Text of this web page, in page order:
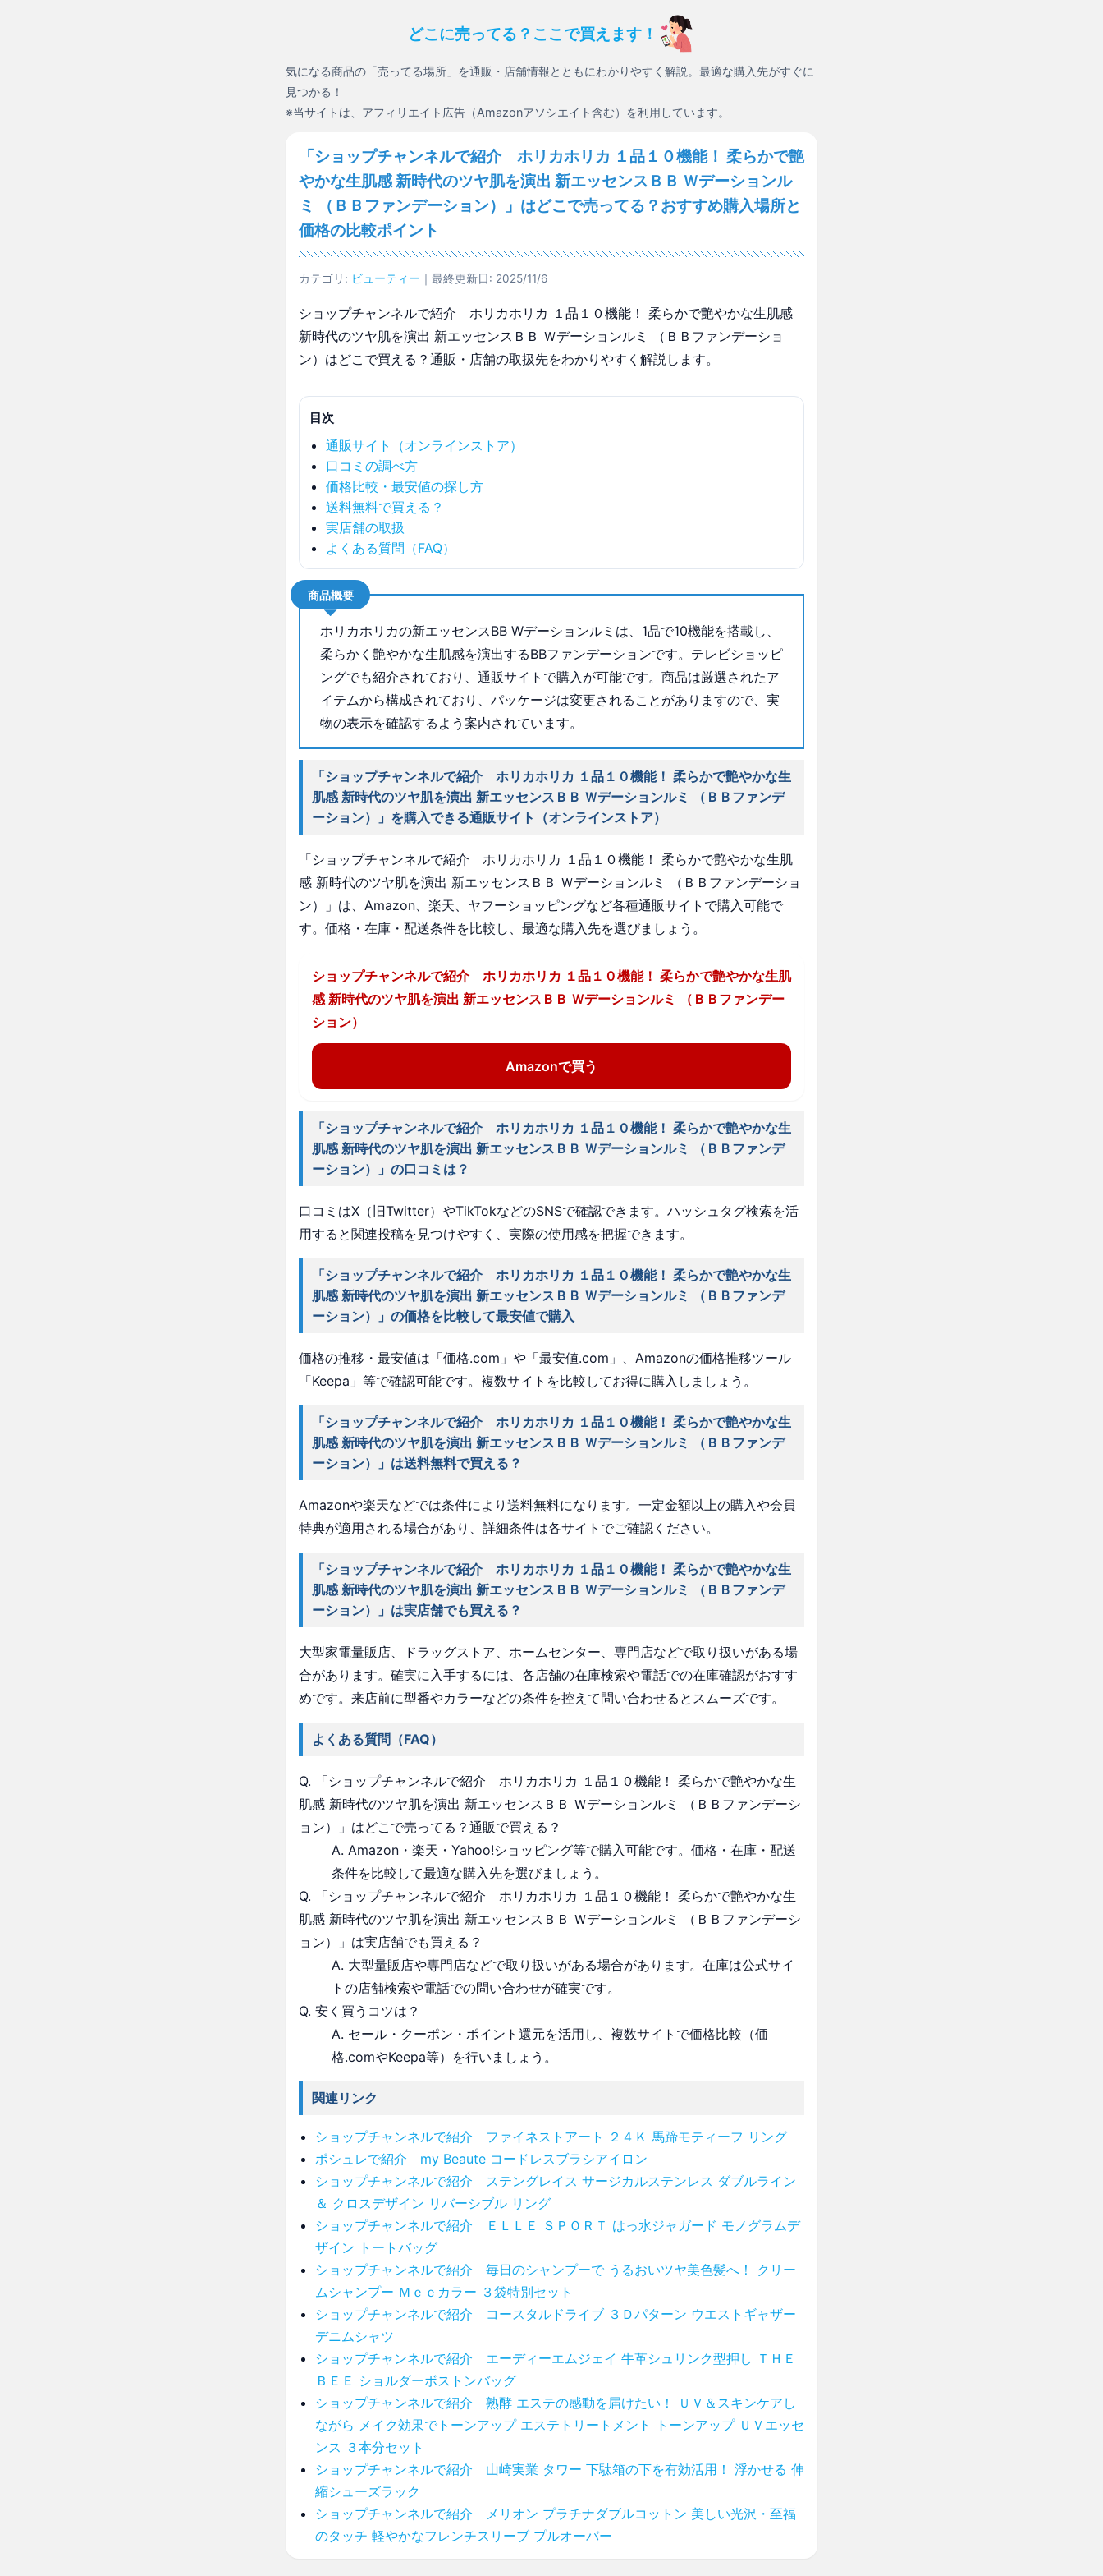
どこに売ってる？ここで買えます！
気になる商品の「売ってる場所」を通販・店舗情報とともにわかりやすく解説。最適な購入先がすぐに
見つかる！
※当サイトは、アフィリエイト広告（Amazonアソシエイト含む）を利用しています。
「ショップチャンネルで紹介 ホリカホリカ １品１０機能！ 柔らかで艶
やかな生肌感 新時代のツヤ肌を演出 新エッセンスＢＢ Ｗデーションル
ミ （ＢＢファンデーション）」はどこで売ってる？おすすめ購入場所と
価格の比較ポイント
カテゴリ: ビューティー ｜最終更新日: 2025/11/6
ショップチャンネルで紹介 ホリカホリカ １品１０機能！ 柔らかで艶やかな生肌感
新時代のツヤ肌を演出 新エッセンスＢＢ Ｗデーションルミ （ＢＢファンデーショ
ン）はどこで買える？通販・店舗の取扱先をわかりやすく解説します。
目次
通販サイト（オンラインストア）
口コミの調べ方
価格比較・最安値の探し方
送料無料で買える？
実店舗の取扱
よくある質問（FAQ）
商品概要
ホリカホリカの新エッセンスBB Wデーションルミは、1品で10機能を搭載し、
柔らかく艶やかな生肌感を演出するBBファンデーションです。テレビショッピ
ングでも紹介されており、通販サイトで購入が可能です。商品は厳選されたア
イテムから構成されており、パッケージは変更されることがありますので、実
物の表示を確認するよう案内されています。
「ショップチャンネルで紹介 ホリカホリカ １品１０機能！ 柔らかで艶やかな生
肌感 新時代のツヤ肌を演出 新エッセンスＢＢ Ｗデーションルミ （ＢＢファンデ
ーション）」を購入できる通販サイト（オンラインストア）
「ショップチャンネルで紹介 ホリカホリカ １品１０機能！ 柔らかで艶やかな生肌
感 新時代のツヤ肌を演出 新エッセンスＢＢ Ｗデーションルミ （ＢＢファンデーショ
ン）」は、Amazon、楽天、ヤフーショッピングなど各種通販サイトで購入可能で
す。価格・在庫・配送条件を比較し、最適な購入先を選びましょう。
ショップチャンネルで紹介 ホリカホリカ １品１０機能！ 柔らかで艶やかな生肌
感 新時代のツヤ肌を演出 新エッセンスＢＢ Ｗデーションルミ （ＢＢファンデー
ション）
Amazonで買う
「ショップチャンネルで紹介 ホリカホリカ １品１０機能！ 柔らかで艶やかな生
肌感 新時代のツヤ肌を演出 新エッセンスＢＢ Ｗデーションルミ （ＢＢファンデ
ーション）」の口コミは？
口コミはX（旧Twitter）やTikTokなどのSNSで確認できます。ハッシュタグ検索を活
用すると関連投稿を見つけやすく、実際の使用感を把握できます。
「ショップチャンネルで紹介 ホリカホリカ １品１０機能！ 柔らかで艶やかな生
肌感 新時代のツヤ肌を演出 新エッセンスＢＢ Ｗデーションルミ （ＢＢファンデ
ーション）」の価格を比較して最安値で購入
価格の推移・最安値は「価格.com」や「最安値.com」、Amazonの価格推移ツール
「Keepa」等で確認可能です。複数サイトを比較してお得に購入しましょう。
「ショップチャンネルで紹介 ホリカホリカ １品１０機能！ 柔らかで艶やかな生
肌感 新時代のツヤ肌を演出 新エッセンスＢＢ Ｗデーションルミ （ＢＢファンデ
ーション）」は送料無料で買える？
Amazonや楽天などでは条件により送料無料になります。一定金額以上の購入や会員
特典が適用される場合があり、詳細条件は各サイトでご確認ください。
「ショップチャンネルで紹介 ホリカホリカ １品１０機能！ 柔らかで艶やかな生
肌感 新時代のツヤ肌を演出 新エッセンスＢＢ Ｗデーションルミ （ＢＢファンデ
ーション）」は実店舗でも買える？
大型家電量販店、ドラッグストア、ホームセンター、専門店などで取り扱いがある場
合があります。確実に入手するには、各店舗の在庫検索や電話での在庫確認がおすす
めです。来店前に型番やカラーなどの条件を控えて問い合わせるとスムーズです。
よくある質問（FAQ）
Q. 「ショップチャンネルで紹介 ホリカホリカ １品１０機能！ 柔らかで艶やかな生
肌感 新時代のツヤ肌を演出 新エッセンスＢＢ Ｗデーションルミ （ＢＢファンデーシ
ョン）」はどこで売ってる？通販で買える？
A. Amazon・楽天・Yahoo!ショッピング等で購入可能です。価格・在庫・配送
条件を比較して最適な購入先を選びましょう。
Q. 「ショップチャンネルで紹介 ホリカホリカ １品１０機能！ 柔らかで艶やかな生
肌感 新時代のツヤ肌を演出 新エッセンスＢＢ Ｗデーションルミ （ＢＢファンデーシ
ョン）」は実店舗でも買える？
A. 大型量販店や専門店などで取り扱いがある場合があります。在庫は公式サイ
トの店舗検索や電話での問い合わせが確実です。
Q. 安く買うコツは？
A. セール・クーポン・ポイント還元を活用し、複数サイトで価格比較（価
格.comやKeepa等）を行いましょう。
関連リンク
ショップチャンネルで紹介 ファイネストアート ２４Ｋ 馬蹄モティーフ リング
ポシュレで紹介 my Beaute コードレスブラシアイロン
ショップチャンネルで紹介 ステングレイス サージカルステンレス ダブルライン
＆ クロスデザイン リバーシブル リング
ショップチャンネルで紹介 ＥＬＬＥ ＳＰＯＲＴ はっ水ジャガード モノグラムデ
ザイン トートバッグ
ショップチャンネルで紹介 毎日のシャンプーで うるおいツヤ美色髪へ！ クリー
ムシャンプー Ｍｅｅカラー ３袋特別セット
ショップチャンネルで紹介 コースタルドライブ ３Ｄパターン ウエストギャザー
デニムシャツ
ショップチャンネルで紹介 エーディーエムジェイ 牛革シュリンク型押し ＴＨＥ
ＢＥＥ ショルダーボストンバッグ
ショップチャンネルで紹介 熟酵 エステの感動を届けたい！ ＵＶ＆スキンケアし
ながら メイク効果でトーンアップ エステトリートメント トーンアップ ＵＶエッセ
ンス ３本分セット
ショップチャンネルで紹介 山崎実業 タワー 下駄箱の下を有効活用！ 浮かせる 伸
縮シューズラック
ショップチャンネルで紹介 メリオン プラチナダブルコットン 美しい光沢・至福
のタッチ 軽やかなフレンチスリーブ プルオーバー